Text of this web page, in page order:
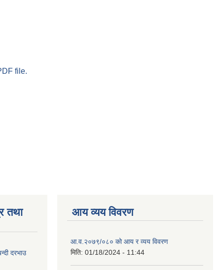
file.
तथा
दरभाउ
आय व्यय विवरण
आ.व.२०७९/०८० को आय र व्यय विवरण
मिति: 01/18/2024 - 11:44